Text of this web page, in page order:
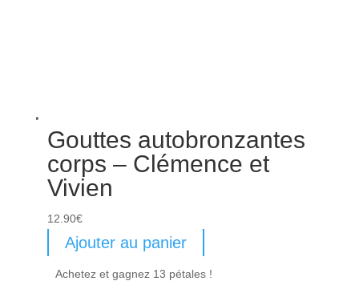
Gouttes autobronzantes
corps – Clémence et
Vivien
12.90€
Ajouter au panier
Achetez et gagnez 13 pétales !